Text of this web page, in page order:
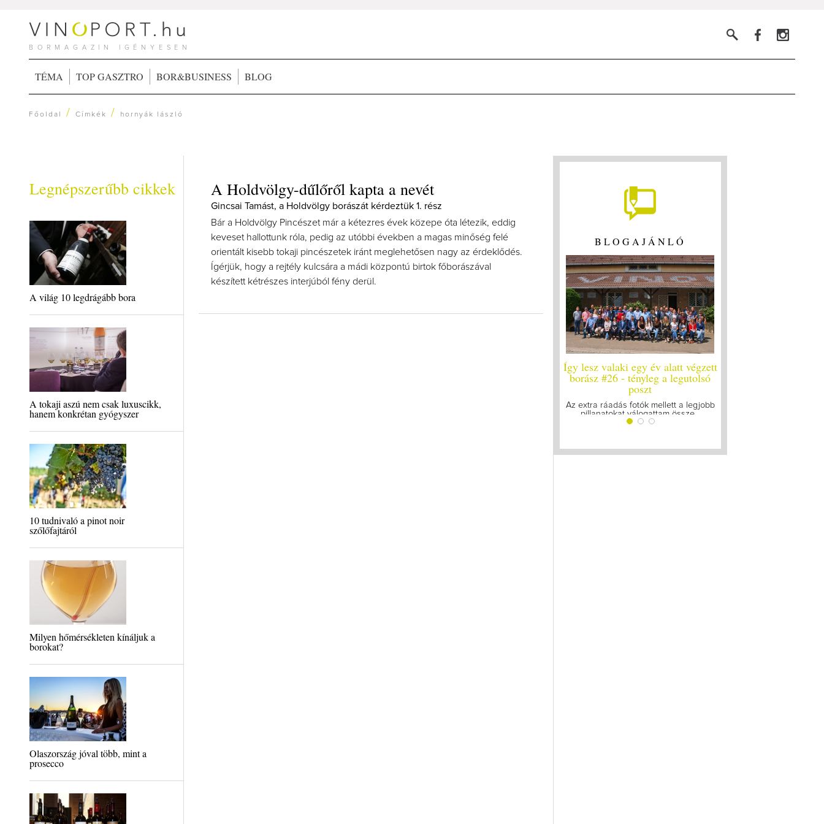
BORMAGAZIN IGÉNYESEN
TÉMA TOP GASZTRO BOR&BUSINESS BLOG
Főoldal /Címkék / hornyák lászló
Legnépszerűbb cikkek
A világ 10 legdrágább bora
A tokaji aszú nem csak luxuscikk,
hanem konkrétan gyógyszer
10 tudnivaló a pinot noir
szőlőfajtáról
Milyen hőmérsékleten kínáljuk a
borokat?
Olaszország jóval több, mint a
prosecco
A Holdvölgy-dűlőről kapta a nevét
Gincsai Tamást, a Holdvölgy borászát kérdeztük 1. rész
Bár a Holdvölgy Pincészet már a kétezres évek közepe óta létezik, eddig
keveset hallottunk róla, pedig az utóbbi években a magas minőség felé
orientált kisebb tokaji pincészetek iránt meglehetősen nagy az érdeklődés.
Ígérjük, hogy a rejtély kulcsára a mádi központú birtok főborászával
készített kétrészes interjúból fény derül.
BLOGAJÁNLÓ
Így lesz valaki egy év alatt végzett
borász #26 - tényleg a legutolsó
poszt
Az extra ráadás fotók mellett a legjobb
pillanatokat válogattam össze...